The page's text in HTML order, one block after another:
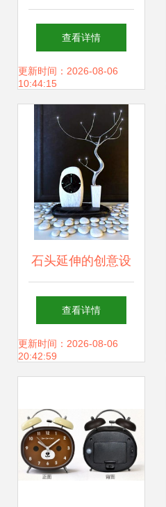
国际”的竹子 数千
上万元的文玩扇，
超一半买家竟是
80、90后
查看详情
更新时间：2026-08-06
10:44:15
石头延伸的创意设
计 探索自然美学与
现代网站建设的完
查看详情
更新时间：2026-08-06
20:42:59